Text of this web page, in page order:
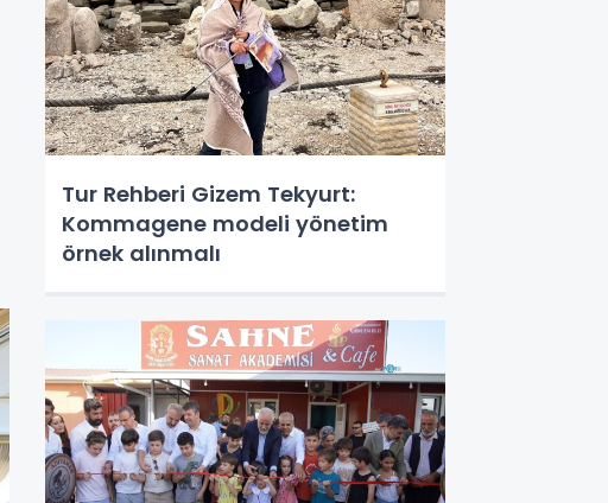
Tur Rehberi Gizem Tekyurt:
Kommagene modeli yönetim
örnek alınmalı